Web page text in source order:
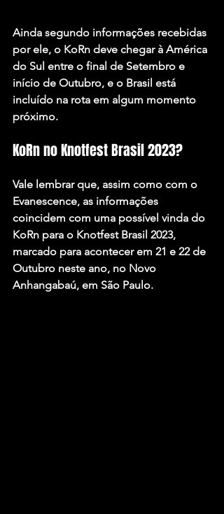
Ainda segundo informações recebidas
por ele, o KoRn deve chegar à América
do Sul entre o final de Setembro e
início de Outubro, e o Brasil está
incluído na rota em algum momento
próximo.
KoRn no Knotfest Brasil 2023?
Vale lembrar que, assim como com o
Evanescence, as informações
coincidem com uma possível vinda do
KoRn para o Knotfest Brasil 2023,
marcado para acontecer em 21 e 22 de
Outubro neste ano, no Novo
Anhangabaú, em São Paulo.